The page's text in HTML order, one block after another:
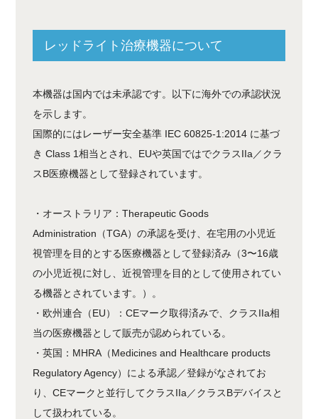
レッドライト治療機器について
本機器は国内では未承認です。以下に海外での承認状況
を示します。
国際的にはレーザー安全基準 IEC 60825-1:2014 に基づ
き Class 1相当とされ、EUや英国ではでクラスIIa／クラ
スB医療機器として登録されています。
・オーストラリア：Therapeutic Goods
Administration（TGA）の承認を受け、在宅用の小児近
視管理を目的とする医療機器として登録済み（3〜16歳
の小児近視に対し、近視管理を目的として使用されてい
る機器とされています。）。
・欧州連合（EU）：CEマーク取得済みで、クラスIIa相
当の医療機器として販売が認められている。
・英国：MHRA（Medicines and Healthcare products
Regulatory Agency）による承認／登録がなされてお
り、CEマークと並行してクラスIIa／クラスBデバイスと
して扱われている。